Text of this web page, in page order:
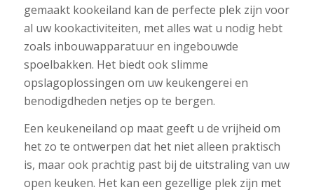
gemaakt kookeiland kan de perfecte plek zijn voor
al uw kookactiviteiten, met alles wat u nodig hebt
zoals inbouwapparatuur en ingebouwde
spoelbakken. Het biedt ook slimme
opslagoplossingen om uw keukengerei en
benodigdheden netjes op te bergen.
Een keukeneiland op maat geeft u de vrijheid om
het zo te ontwerpen dat het niet alleen praktisch
is, maar ook prachtig past bij de uitstraling van uw
open keuken. Het kan een gezellige plek zijn met